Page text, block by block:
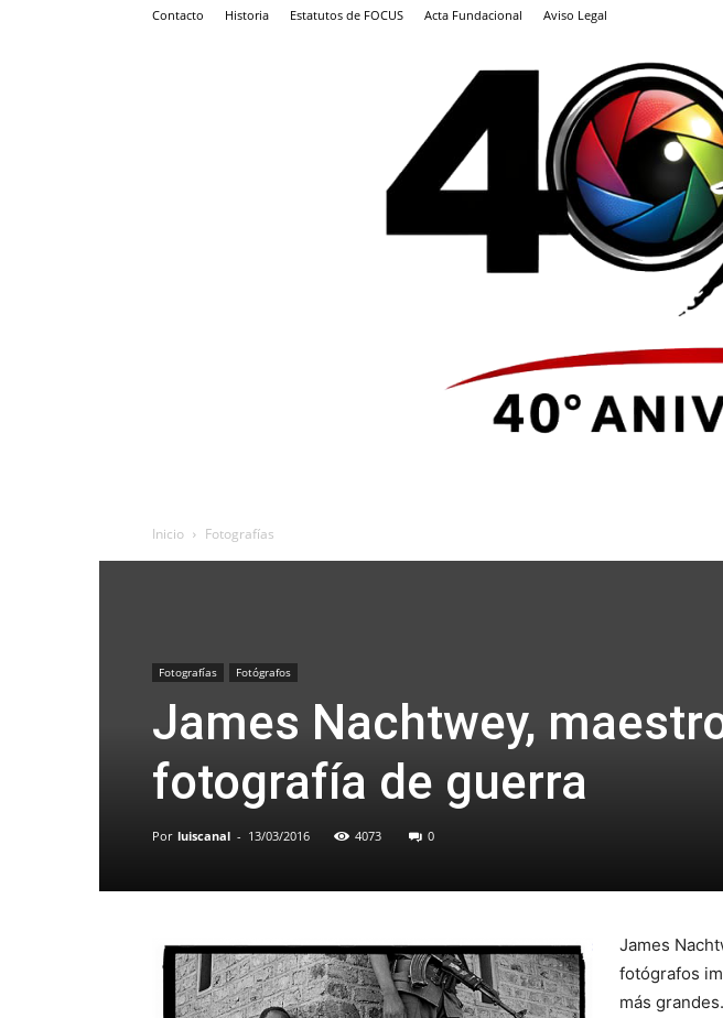
Contacto Historia Estatutos de FOCUS Acta Fundacional Aviso Legal
Inicio Fotografías
Fotografías Fotógrafos
James Nachtwey,
fotografía de guerra
Por luiscanal - 13/03/2016 4073 0
James
fotógrafos
más